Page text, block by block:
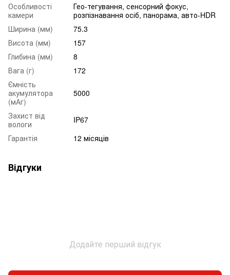
Особливості
камери
Гео-тегування, сенсорний фокус,
розпізнавання осіб, панорама, авто-HDR
Ширина (мм)
75.3
Висота (мм)
157
Глибина (мм)
8
Вага (г)
172
Ємність
акумулятора
(мАг)
5000
Захист від
вологи
IP67
Гарантія
12 місяців
Відгуки
Додайте перший відгук